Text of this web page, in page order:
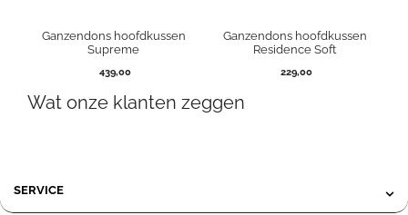
Ganzendons hoofdkussen
Supreme
439,00
Ganzendons hoofdkussen
Residence Soft
229,00
Wat onze klanten zeggen
SERVICE